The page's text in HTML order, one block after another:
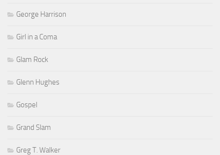
George Harrison
Girl in a Coma
Glam Rock
Glenn Hughes
Gospel
Grand Slam
Greg T. Walker